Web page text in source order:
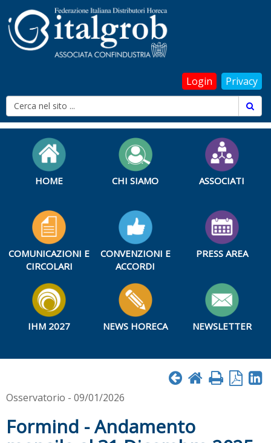
Login Privacy
HOME CHI SIAMO ASSOCIATI
COMUNICAZIONI E
CIRCOLARI
CONVENZIONI E
ACCORDI
PRESS AREA
IHM 2027 NEWS HORECA NEWSLETTER
Osservatorio - 09/01/2026
Formind - Andamento